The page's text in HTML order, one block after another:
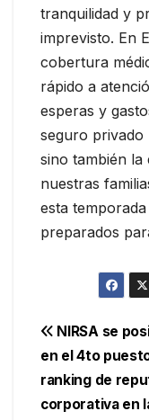
tranquilidad y
imprevisto. En
cobertura
rápido a
esperas y
seguro privado
sino también la
nuestras
esta
preparados
de
NIRSA se
en el 4to
ranking de
corporativa en